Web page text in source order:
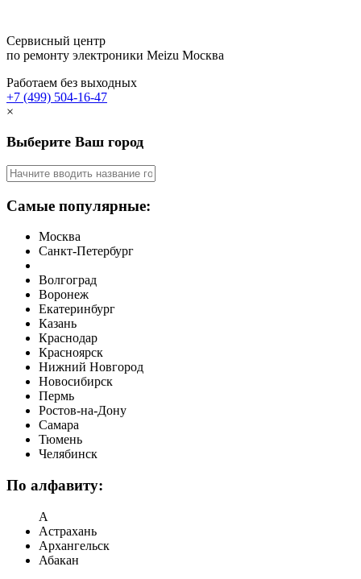
Сервисный центр
по ремонту электроники Meizu Москва
Работаем без выходных
+7 (499) 504-16-47
×
Выберите Ваш город
Самые популярные:
Москва
Санкт-Петербург
Волгоград
Воронеж
Екатеринбург
Казань
Краснодар
Красноярск
Нижний Новгород
Новосибирск
Пермь
Ростов-на-Дону
Самара
Тюмень
Челябинск
По алфавиту:
А
Астрахань
Архангельск
Абакан